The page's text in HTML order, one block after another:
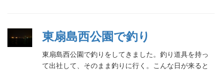
東扇島西公園で釣り
東扇島西公園で釣りをしてきました。釣り道具を持っ
て出社して、そのまま釣りに行く。こんな日が来ると